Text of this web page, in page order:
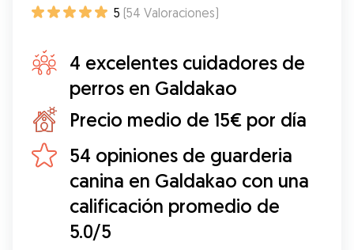
5 (54 Valoraciones)
4 excelentes cuidadores de
perros en Galdakao
Precio medio de 15€ por día
54 opiniones de guarderia
canina en Galdakao con una
calificación promedio de
5.0/5